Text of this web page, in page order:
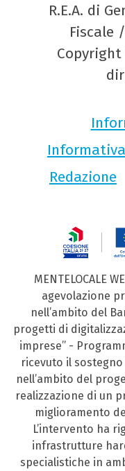
R.E.A. di
Fiscale
Redazione
MENTELOCALE
agevolazione
nell’ambito del
progetti di
imprese” -
ricevuto il
nell’ambito del
realizzazione di un
miglioramento
L’intervento ha
infrastrutture
specialistiche in